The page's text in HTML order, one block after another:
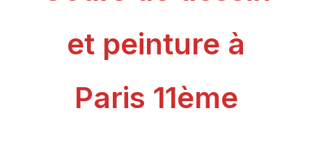
et peinture à
Paris 11ème